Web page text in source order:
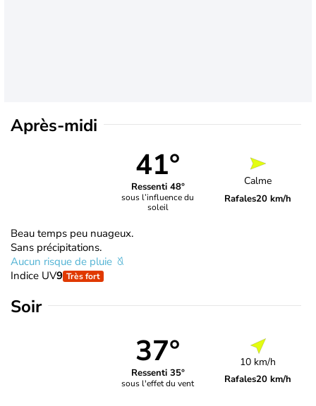
Après-midi
41°
Ressenti 48°
sous l’influence du
soleil
Calme
Rafales20 km/h
Beau temps peu nuageux.
Sans précipitations.
Aucun risque de pluie
Indice UV9 Très fort
Soir
37°
Ressenti 35°
sous l'effet du vent
10 km/h
Rafales20 km/h